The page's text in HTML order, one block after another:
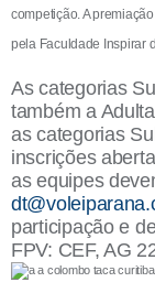
competição. A
pela Faculdade Inspirar
As categorias
também a
as categorias
inscrições
as equipes
participação e
FPV: CEF, AG